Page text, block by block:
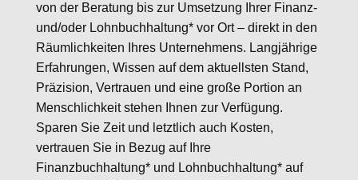
von der Beratung bis zur Umsetzung Ihrer Finanz-
und/oder Lohnbuchhaltung* vor Ort – direkt in den
Räumlichkeiten Ihres Unternehmens. Langjährige
Erfahrungen, Wissen auf dem aktuellsten Stand,
Präzision, Vertrauen und eine große Portion an
Menschlichkeit stehen Ihnen zur Verfügung.
Sparen Sie Zeit und letztlich auch Kosten,
vertrauen Sie in Bezug auf Ihre
Finanzbuchhaltung* und Lohnbuchhaltung* auf